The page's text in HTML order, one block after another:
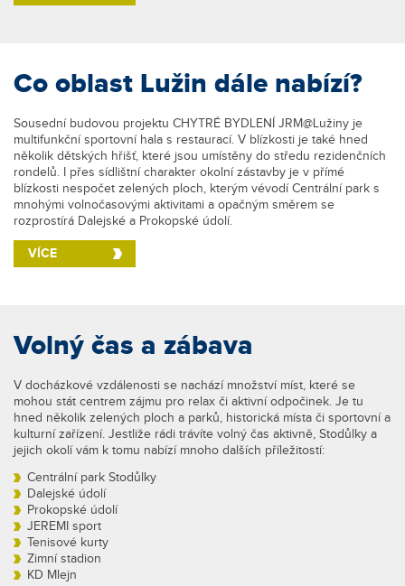
Co oblast Lužin dále nabízí?
Sousední budovou projektu CHYTRÉ BYDLENÍ JRM@Lužiny je
multifunkční sportovní hala s restaurací. V blízkosti je také hned
několik dětských hřišť, které jsou umístěny do středu rezidenčních
rondelů. I přes sídlištní charakter okolní zástavby je v přímé
blízkosti nespočet zelených ploch, kterým vévodí Centrální park s
mnohými volnočasovými aktivitami a opačným směrem se
rozprostírá Dalejské a Prokopské údolí.
VÍCE
Volný čas a zábava
V docházkové vzdálenosti se nachází množství míst, které se
mohou stát centrem zájmu pro relax či aktivní odpočinek. Je tu
hned několik zelených ploch a parků, historická místa či sportovní a
kulturní zařízení. Jestliže rádi trávíte volný čas aktivně, Stodůlky a
jejich okolí vám k tomu nabízí mnoho dalších příležitostí:
Centrální park Stodůlky
Dalejské údolí
Prokopské údolí
JEREMI sport
Tenisové kurty
Zimní stadion
KD Mlejn